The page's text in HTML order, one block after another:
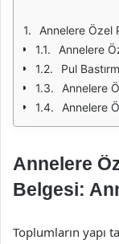
Annelere Özel
Annelere
Pul
Annelere
Annelere
Annelere
Belgesi:
Toplumların yapı